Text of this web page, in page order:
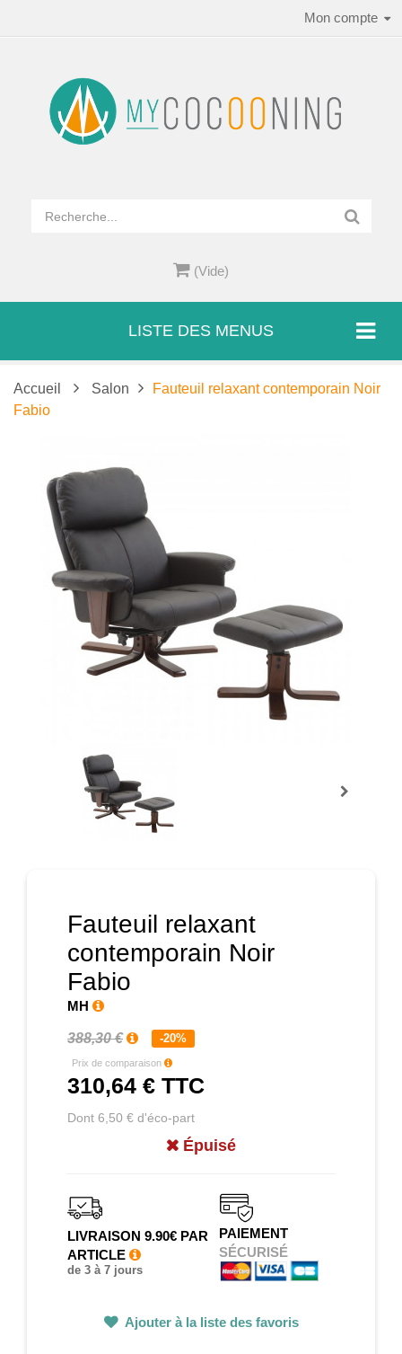
Mon compte
(Vide)
LISTE DES MENUS
Accueil Salon
Fauteuil relaxant contemporain Noir
Fabio
Fauteuil relaxant
contemporain Noir
Fabio
MH
388,30 € -20%
Prix de comparaison
310,64 € TTC
Dont 6,50 € d'éco-part
Épuisé
LIVRAISON 9.90€ PAR
ARTICLE
de 3 à 7 jours
PAIEMENT
SÉCURISÉ
Ajouter à la liste des favoris